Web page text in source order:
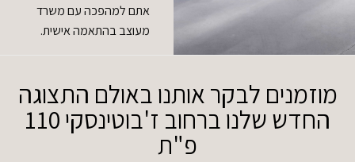
אתם למהפכה עם משרד
מעוצב בהתאמה אישית.
מוזמנים לבקר אותנו באולם התצוגה
החדש שלנו ברחוב ז'בוטינסקי 110
פ"ת